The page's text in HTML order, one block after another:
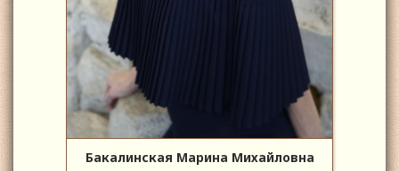
Бакалинская Марина Михайловна